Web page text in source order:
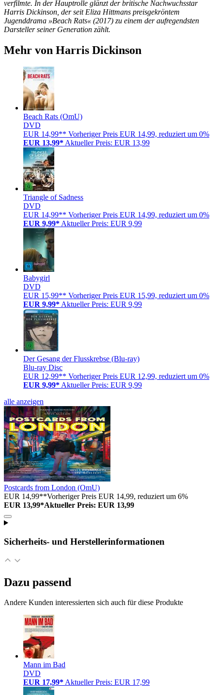
verfilmte. In der Hauptrolle glänzt der britische Nachwuchsstar
Harris Dickinson, der seit Eliza Hittmans preisgekröntem
Jugenddrama »Beach Rats« (2017) zu einem der aufregendsten
Darsteller seiner Generation zählt.
Mehr von Harris Dickinson
Beach Rats (OmU)
DVD
EUR 14,99** Vorheriger Preis EUR 14,99, reduziert um 0%
EUR 13,99* Aktueller Preis: EUR 13,99
Triangle of Sadness
DVD
EUR 14,99** Vorheriger Preis EUR 14,99, reduziert um 0%
EUR 9,99* Aktueller Preis: EUR 9,99
Babygirl
DVD
EUR 15,99** Vorheriger Preis EUR 15,99, reduziert um 0%
EUR 9,99* Aktueller Preis: EUR 9,99
Der Gesang der Flusskrebse (Blu-ray)
Blu-ray Disc
EUR 12,99** Vorheriger Preis EUR 12,99, reduziert um 0%
EUR 9,99* Aktueller Preis: EUR 9,99
alle anzeigen
Postcards from London (OmU)
EUR 14,99**Vorheriger Preis EUR 14,99, reduziert um 6%
EUR 13,99*Aktueller Preis: EUR 13,99
Sicherheits- und Herstellerinformationen
Dazu passend
Andere Kunden interessierten sich auch für diese Produkte
Mann im Bad
DVD
EUR 17,99*Aktueller Preis: EUR 17,99